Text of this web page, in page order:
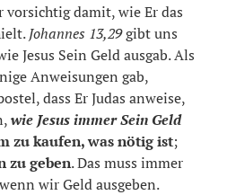
vorsichtig damit, wie Er das
Johannes 13,29gibt uns
Jesus Sein Geld ausgab. Als
Anweisungen gab,
dass Er Judas anweise,
wie Jesus immer Sein Geld
zu kaufen, was nötig ist;
zu geben. Das muss immer
wir Geld ausgeben.